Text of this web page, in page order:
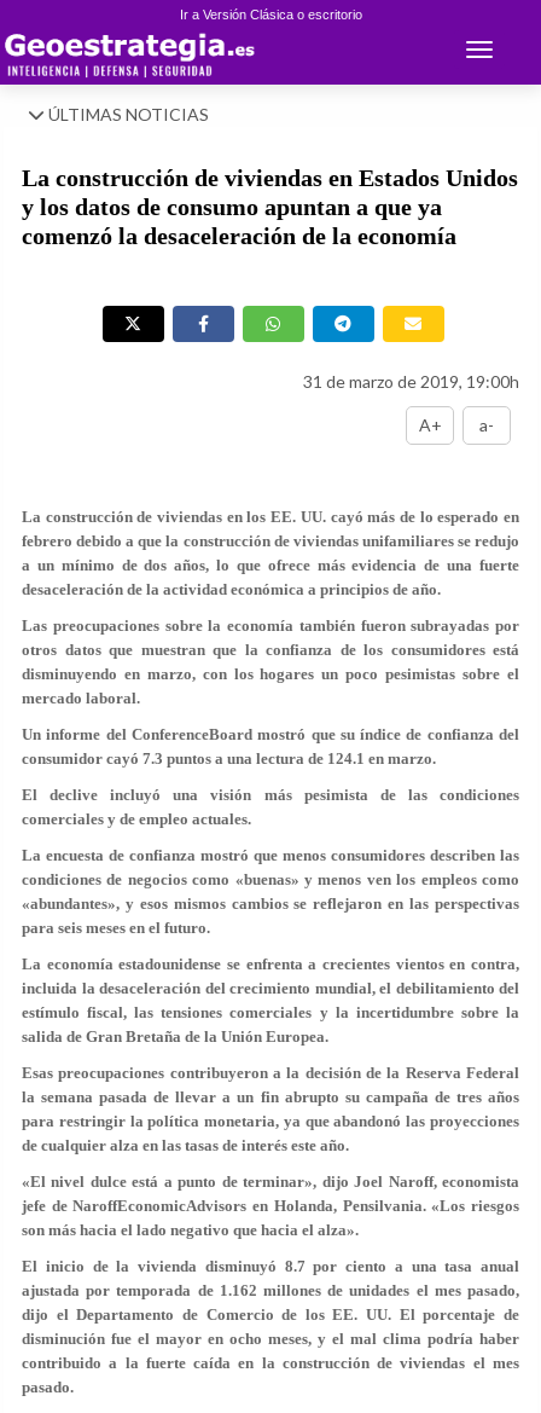
Ir a Versión Clásica o escritorio
Toggle
ÚLTIMAS NOTICIAS
La construcción de viviendas en Estados Unidos
y los datos de consumo apuntan a que ya
comenzó la desaceleración de la economía
31 de marzo de 2019, 19:00h
A+ a-
La construcción de viviendas en los EE. UU. cayó más de lo esperado en
febrero debido a que la construcción de viviendas unifamiliares se redujo
a un mínimo de dos años, lo que ofrece más evidencia de una fuerte
desaceleración de la actividad económica a principios de año.
Las preocupaciones sobre la economía también fueron subrayadas por
otros datos que muestran que la confianza de los consumidores está
disminuyendo en marzo, con los hogares un poco pesimistas sobre el
mercado laboral.
Un informe del ConferenceBoard mostró que su índice de confianza del
consumidor cayó 7.3 puntos a una lectura de 124.1 en marzo.
El declive incluyó una visión más pesimista de las condiciones
comerciales y de empleo actuales.
La encuesta de confianza mostró que menos consumidores describen las
condiciones de negocios como «buenas» y menos ven los empleos como
«abundantes», y esos mismos cambios se reflejaron en las perspectivas
para seis meses en el futuro.
La economía estadounidense se enfrenta a crecientes vientos en contra,
incluida la desaceleración del crecimiento mundial, el debilitamiento del
estímulo fiscal, las tensiones comerciales y la incertidumbre sobre la
salida de Gran Bretaña de la Unión Europea.
Esas preocupaciones contribuyeron a la decisión de la Reserva Federal
la semana pasada de llevar a un fin abrupto su campaña de tres años
para restringir la política monetaria, ya que abandonó las proyecciones
de cualquier alza en las tasas de interés este año.
«El nivel dulce está a punto de terminar», dijo Joel Naroff, economista
jefe de NaroffEconomicAdvisors en Holanda, Pensilvania. «Los riesgos
son más hacia el lado negativo que hacia el alza».
El inicio de la vivienda disminuyó 8.7 por ciento a una tasa anual
ajustada por temporada de 1.162 millones de unidades el mes pasado,
dijo el Departamento de Comercio de los EE. UU. El porcentaje de
disminución fue el mayor en ocho meses, y el mal clima podría haber
contribuido a la fuerte caída en la construcción de viviendas el mes
pasado.